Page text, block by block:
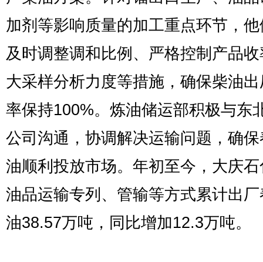
加剂等影响质量的加工重点环节，
及时调整调和比例、严格控制产品
大采样分析力度等措施，确保柴油
率保持100%。炼油储运部积极与东
公司沟通，协调解决运输问题，确
油顺利投放市场。年初至今，大庆
油品运输专列、管输等方式累计出
油38.57万吨，同比增加12.3万吨。